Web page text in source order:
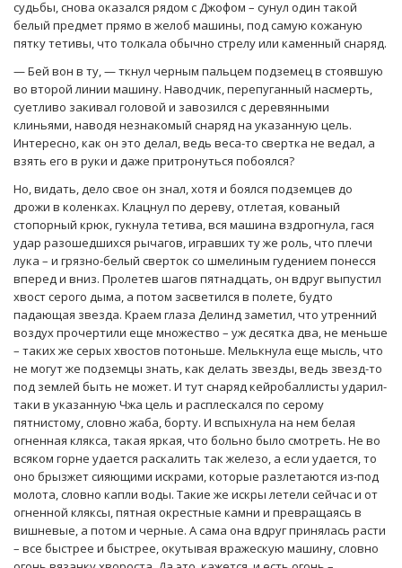
судьбы, снова оказался рядом с Джофом – сунул один такой
белый предмет прямо в желоб машины, под самую кожаную
пятку тетивы, что толкала обычно стрелу или каменный снаряд.
— Бей вон в ту, — ткнул черным пальцем подземец в стоявшую
во второй линии машину. Наводчик, перепуганный насмерть,
суетливо закивал головой и завозился с деревянными
клиньями, наводя незнакомый снаряд на указанную цель.
Интересно, как он это делал, ведь веса-то свертка не ведал, а
взять его в руки и даже притронуться побоялся?
Но, видать, дело свое он знал, хотя и боялся подземцев до
дрожи в коленках. Клацнул по дереву, отлетая, кованый
стопорный крюк, гукнула тетива, вся машина вздрогнула, гася
удар разошедшихся рычагов, игравших ту же роль, что плечи
лука – и грязно-белый сверток со шмелиным гудением понесся
вперед и вниз. Пролетев шагов пятнадцать, он вдруг выпустил
хвост серого дыма, а потом засветился в полете, будто
падающая звезда. Краем глаза Делинд заметил, что утренний
воздух прочертили еще множество – уж десятка два, не меньше
– таких же серых хвостов потоньше. Мелькнула еще мысль, что
не могут же подземцы знать, как делать звезды, ведь звезд-то
под землей быть не может. И тут снаряд кейробаллисты ударил-
таки в указанную Чжа цель и расплескался по серому
пятнистому, словно жаба, борту. И вспыхнула на нем белая
огненная клякса, такая яркая, что больно было смотреть. Не во
всяком горне удается раскалить так железо, а если удается, то
оно брызжет сияющими искрами, которые разлетаются из-под
молота, словно капли воды. Такие же искры летели сейчас и от
огненной кляксы, пятная окрестные камни и превращаясь в
вишневые, а потом и черные. А сама она вдруг принялась расти
– все быстрее и быстрее, окутывая вражескую машину, словно